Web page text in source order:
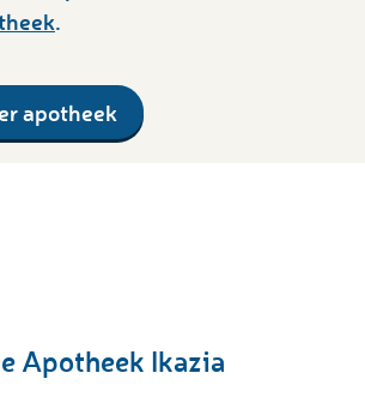
.
apotheek
Apotheek Ikazia